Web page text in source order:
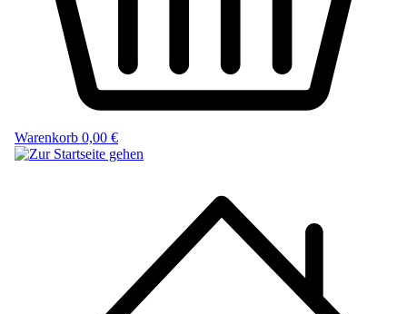
Warenkorb 0,00 €